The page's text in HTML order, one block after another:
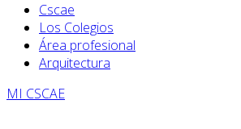
Cscae
Los Colegios
Área profesional
Arquitectura
MI CSCAE